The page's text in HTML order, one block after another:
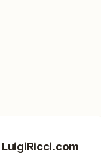
LuigiRicci.com